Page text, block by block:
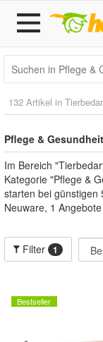
132 Artikel in
Pflege &
Im Bereich
Kategorie "Pflege &
starten bei günstigen
Neuware, 1
Filter 1
Bestseller